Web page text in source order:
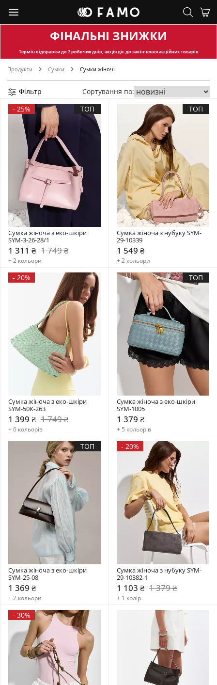
ФІНАЛЬНІ ЗНИЖКИ
Термін відправкидо 7 робочих днів, акція діє до закінчення акційних товарів
Продукти Сумки Сумки жіночі
Фільтр
Сортування по:
- 25% ТОП
Сумка жіноча з еко-шкіри
SYM-3-26-28/1
1 311 ₴ 1 749 ₴
+ 2 кольори
ТОП
Сумка жіноча з нубуку SYM-
29-10339
1 549 ₴
+ 2 кольори
- 20%
Сумка жіноча з еко-шкіри
SYM-50К-263
1 399 ₴ 1 749 ₴
+ 6 кольорів
ТОП
Сумка жіноча з еко-шкіри
SYM-1005
1 379 ₴
+ 5 кольорів
ТОП
Сумка жіноча з еко-шкіри
SYM-25-08
1 369 ₴
+ 2 кольори
- 20%
Сумка жіноча з нубуку SYM-
29-10382-1
1 103 ₴ 1 379 ₴
+ 1 колір
- 30%